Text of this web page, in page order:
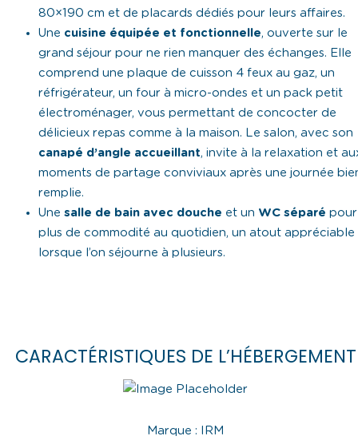
80×190 cm et de placards dédiés pour leurs affaires.
Une cuisine équipée et fonctionnelle, ouverte sur le
grand séjour pour ne rien manquer des échanges. Elle
comprend une plaque de cuisson 4 feux au gaz, un
réfrigérateur, un four à micro-ondes et un pack petit
électroménager, vous permettant de concocter de
délicieux repas comme à la maison. Le salon, avec son
canapé d’angle accueillant, invite à la relaxation et
moments de partage conviviaux après une journée
remplie.
Une salle de bain avec douche et un WC séparé pour
plus de commodité au quotidien, un atout appréciable
lorsque l’on séjourne à plusieurs.
CARACTÉRISTIQUES DE L’HÉBERGEMENT
Marque : IRM